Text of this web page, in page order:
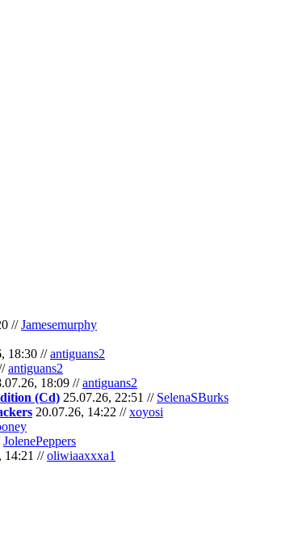
//Jamesemurphy
18:30 //antiguans2
antiguans2
18:09 //antiguans2
(Cd) 25.07.26, 22:51 // SelenaSBurks
20.07.26, 14:22 //xoyosi
JolenePeppers
14:21 //oliwiaaxxxa1